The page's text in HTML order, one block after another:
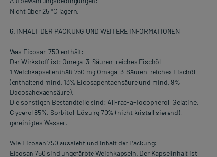
Nicht über 25 ºC lagern.
6. INHALT DER PACKUNG UND WEITERE INFORMATIONEN
Was Eicosan 750 enthält:
Der Wirkstoff ist: Omega-3-Säuren-reiches Fischöl
1 Weichkapsel enthält 750 mg Omega-3-Säuren-reiches Fischöl
(enthaltend mind. 13% Eicosapentaensäure und mind. 9%
Docosahexaensäure).
Die sonstigen Bestandteile sind: All-rac-a-Tocopherol, Gelatine,
Glycerol 85%, Sorbitol-Lösung 70% (nicht kristallisierend),
gereinigtes Wasser.
Wie Eicosan 750 aussieht und Inhalt der Packung:
Eicosan 750 sind ungefärbte Weichkapseln. Der Kapselinhalt ist